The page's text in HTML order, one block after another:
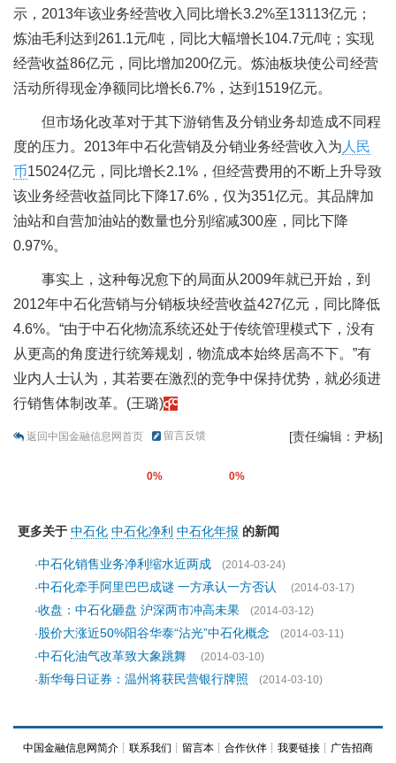
示，2013年该业务经营收入同比增长3.2%至13113亿元；
炼油毛利达到261.1元/吨，同比大幅增长104.7元/吨；实现
经营收益86亿元，同比增加200亿元。炼油板块使公司经营
活动所得现金净额同比增长6.7%，达到1519亿元。
但市场化改革对于其下游销售及分销业务却造成不同程
度的压力。2013年中石化营销及分销业务经营收入为 人民
币15024亿元，同比增长2.1%，但经营费用的不断上升导致
该业务经营收益同比下降17.6%，仅为351亿元。其品牌加
油站和自营加油站的数量也分别缩减300座，同比下降
0.97%。
事实上，这种每况愈下的局面从2009年就已开始，到
2012年中石化营销与分销板块经营收益427亿元，同比降低
4.6%。“由于中石化物流系统还处于传统管理模式下，没有
从更高的角度进行统筹规划，物流成本始终居高不下。”有
业内人士认为，其若要在激烈的竞争中保持优势，就必须进
行销售体制改革。(王璐)
返回中国金融信息网首页 留言反馈 [责任编辑：尹杨]
0% 0%
更多关于 中石化 中石化净利 中石化年报 的新闻
·中石化销售业务净利缩水近两成
(2014-03-24)
·中石化牵手阿里巴巴成谜 一方承认一方否认
(2014-03-17)
·收盘：中石化砸盘 沪深两市冲高未果
(2014-03-12)
·股价大涨近50%阳谷华泰“沾光”中石化概念
(2014-03-11)
·中石化油气改革致大象跳舞
(2014-03-10)
·新华每日证券：温州将获民营银行牌照 (2014-03-10)
中国金融信息网简介 ┊ 联系我们 ┊ 留言本 ┊ 合作伙伴 ┊ 我要链接 ┊ 广告招商